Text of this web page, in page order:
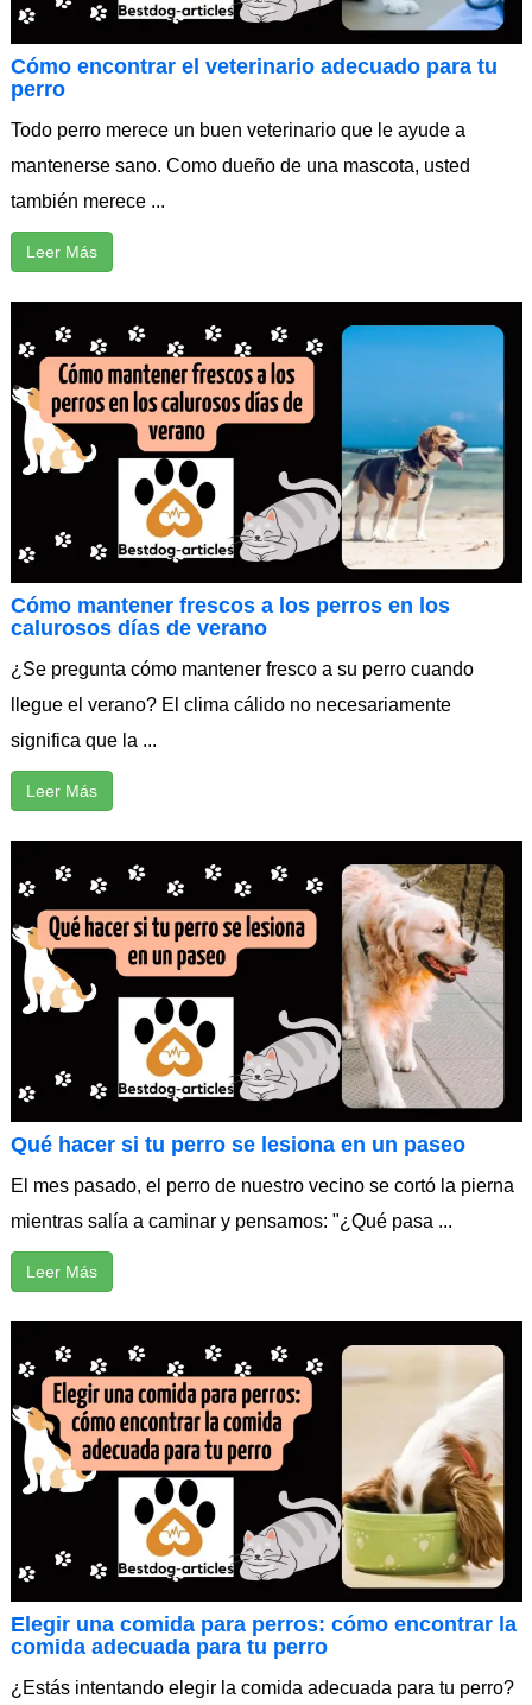
Cómo encontrar el veterinario adecuado para tu
perro
Todo perro merece un buen veterinario que le ayude a
mantenerse sano. Como dueño de una mascota, usted
también merece ...
Leer Más
Cómo mantener frescos a los perros en los
calurosos días de verano
¿Se pregunta cómo mantener fresco a su perro cuando
llegue el verano? El clima cálido no necesariamente
significa que la ...
Leer Más
Qué hacer si tu perro se lesiona en un paseo
El mes pasado, el perro de nuestro vecino se cortó la pierna
mientras salía a caminar y pensamos: "¿Qué pasa ...
Leer Más
Elegir una comida para perros: cómo encontrar la
comida adecuada para tu perro
¿Estás intentando elegir la comida adecuada para tu perro?